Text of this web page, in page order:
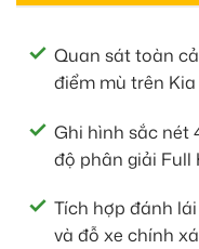
Quan sát toàn
điểm mù trên
Ghi hình sắc nét
độ phân giải Full
Tích hợp đánh
và đỗ xe chính